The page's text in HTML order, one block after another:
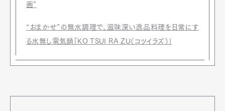
画”
“おまかせ”の無水調理で、滋味深い逸品料理を日常にす
る水無し電気鍋「KO TSUI RA ZU（コツイラズ）」